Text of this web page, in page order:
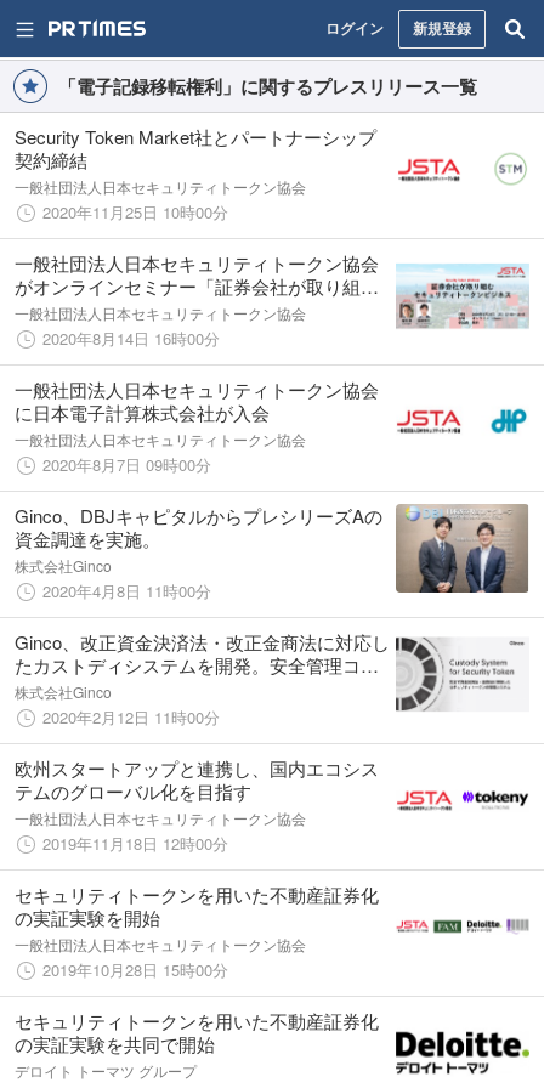
ログイン 新規登録
「電子記録移転権利」に関するプレスリリース一覧
Security Token Market社とパートナーシップ
契約締結
一般社団法人日本セキュリティトークン協会
2020年11月25日 10時00分
一般社団法人日本セキュリティトークン協会
がオンラインセミナー「証券会社が取り組む
セキュリティトークンビジネス」を開催
一般社団法人日本セキュリティトークン協会
2020年8月14日 16時00分
一般社団法人日本セキュリティトークン協会
に日本電子計算株式会社が入会
一般社団法人日本セキュリティトークン協会
2020年8月7日 09時00分
Ginco、DBJキャピタルからプレシリーズAの
資金調達を実施。
株式会社Ginco
2020年4月8日 11時00分
Ginco、改正資金決済法・改正金商法に対応し
たカストディシステムを開発。安全管理コス
トを削減する。
株式会社Ginco
2020年2月12日 11時00分
欧州スタートアップと連携し、国内エコシス
テムのグローバル化を目指す
一般社団法人日本セキュリティトークン協会
2019年11月18日 12時00分
セキュリティトークンを用いた不動産証券化
の実証実験を開始
一般社団法人日本セキュリティトークン協会
2019年10月28日 15時00分
セキュリティトークンを用いた不動産証券化
の実証実験を共同で開始
デロイト トーマツ グループ